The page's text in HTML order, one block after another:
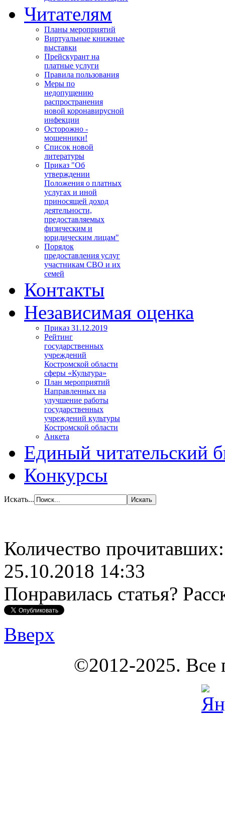
Читателям
Планы мероприятий
Виртуальные книжные
выставки
Прейскурант на
платные услуги
Правила пользования
Меры по
недопущению
распространения
новой коронавирусной
инфекции
Осторожно -
мошенники!
Список новой
литературы
Приказ "Об
утверждении
Положения о платных
услугах и иной
приносящей доход
деятельности,
предоставляемых
физическим и
юридическим лицам"
Порядок
предоставления услуг
участникам СВО и их
семей
Контакты
Независимая оценка
Приказ 31.12.2019
Рейтинг
государственных
учреждений
Костромской области
сферы «Культура»
План мероприятий
Направленных на
улучшение работы
государственных
учреждений культуры
Костромской области
Анкета
Единый читательский
Конкурсы
Искать...
Количество
25.10.2018 14:33
Понравилась статья?
Вверх
©2012-2025. Все